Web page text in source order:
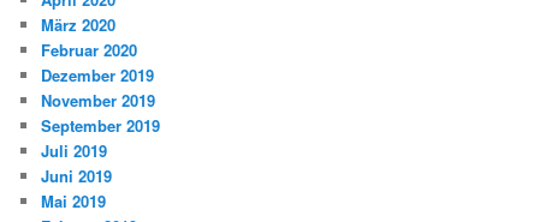
März 2020
Februar 2020
Dezember 2019
November 2019
September 2019
Juli 2019
Juni 2019
Mai 2019